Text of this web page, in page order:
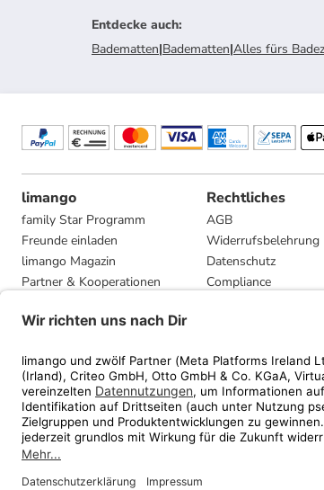
Entdecke auch:
Badematten|Badematten|Alles fürs
limango
family Star Programm
Freunde einladen
limango Magazin
Partner & Kooperationen
Presse
Rechtliches
AGB
Widerrufsbelehrung
Datenschutz
Compliance
*
ᵃ Die